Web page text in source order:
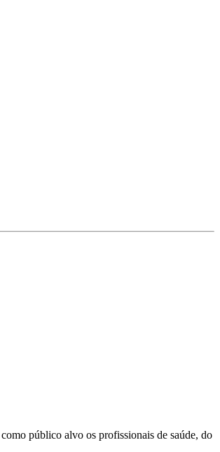
público alvo os profissionais de saúde, do